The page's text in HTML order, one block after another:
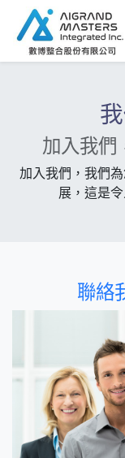
加入我們
加入我們，我們
展，這是
聯絡